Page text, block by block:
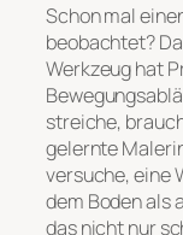
Schon mal
beobachtet?
Werkzeug hat
streiche,
gelernte
versuche, eine
dem Boden als
das nicht nur